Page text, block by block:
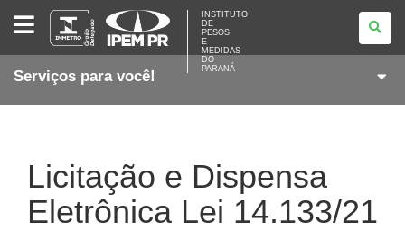
INSTITUTO
PESOS
E
DO
INSTITUTO
DE
PESOS
E
MEDIDAS
DO
PARANÁ
Serviços para você!
Licitação e Dispensa
Eletrônica Lei 14.133/21